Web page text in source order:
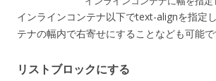
インラインコンテナ以下でtext-alignを指定
テナの幅内で右寄せにすることなども可能で
リストブロックにする